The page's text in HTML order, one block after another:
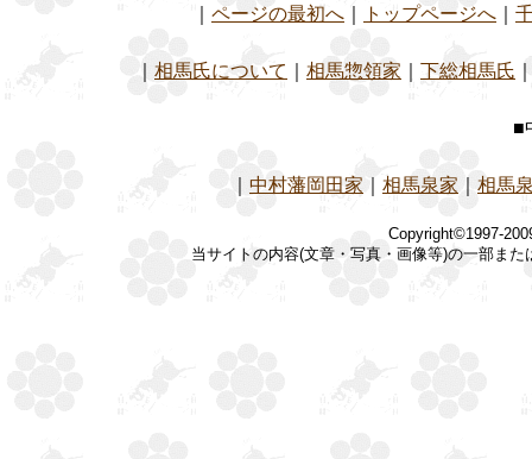
ページの最初へ トップページへ
相馬氏について 相馬惣領家 下総相馬氏
■
中村藩岡田家 相馬泉家 相馬
Copyright©1997-
当サイトの内容(文章・写真・画像等)の一部ま